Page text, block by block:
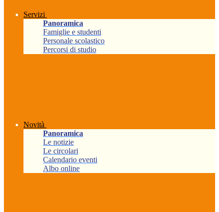
Servizi
Panoramica
Famiglie e studenti
Personale scolastico
Percorsi di studio
Novità
Panoramica
Le notizie
Le circolari
Calendario eventi
Albo online